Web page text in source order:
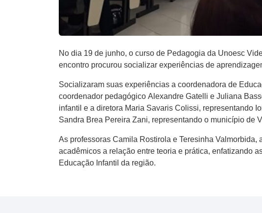
No dia 19 de junho, o curso de Pedagogia da Unoesc
encontro procurou socializar experiências de
Socializaram suas experiências a coordenadora de
coordenador pedagógico Alexandre Gatelli e Juliana
infantil e a diretora Maria Savaris Colissi, representando
Sandra Brea Pereira Zani, representando o município de
As professoras Camila Rostirola e Teresinha
acadêmicos a relação entre teoria e prática, enfatizando
Educação Infantil da região.